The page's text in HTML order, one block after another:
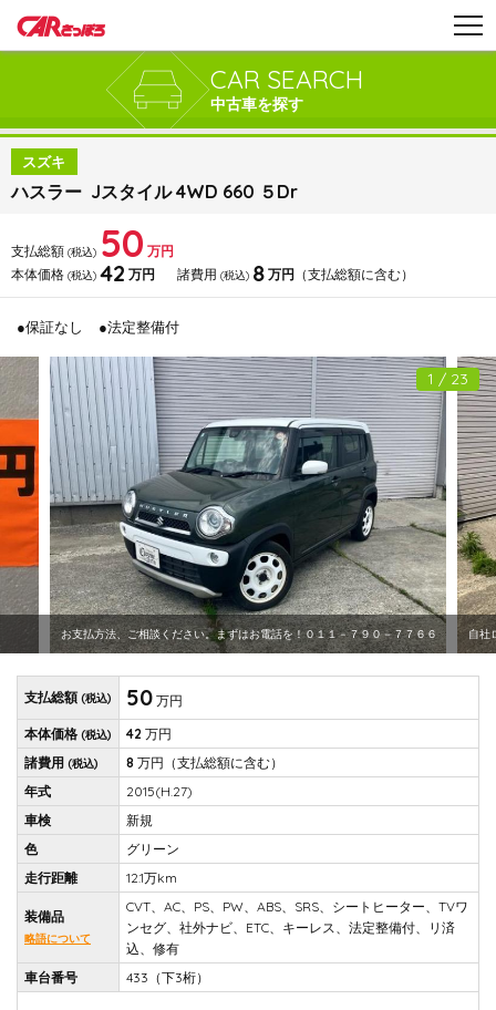
CAR SEARCH
中古車を探す
スズキ
ハスラー Jスタイル 4WD 660 ５Dr
支払総額 (税込) 50 万円
本体価格 (税込) 42 万円 諸費用 (税込) 8万円 （支払総額に含む）
●保証なし ●法定整備付
お支払方法、ご相談ください。まずはお電話を！０１１－７９０－７７６６ 自社
1 / 23
支払総額 (税込) 50 万円
本体価格 (税込) 42 万円
諸費用 (税込) 8 万円 （支払総額に含む）
年式
2015(H.27)
車検
新規
色
グリーン
走行距離
12.1万km
装備品
略語について
CVT、AC、PS、PW、ABS、SRS、シートヒーター、TVワ
ンセグ、社外ナビ、ETC、キーレス、法定整備付、リ済
込、修有
車台番号
433（下3桁）